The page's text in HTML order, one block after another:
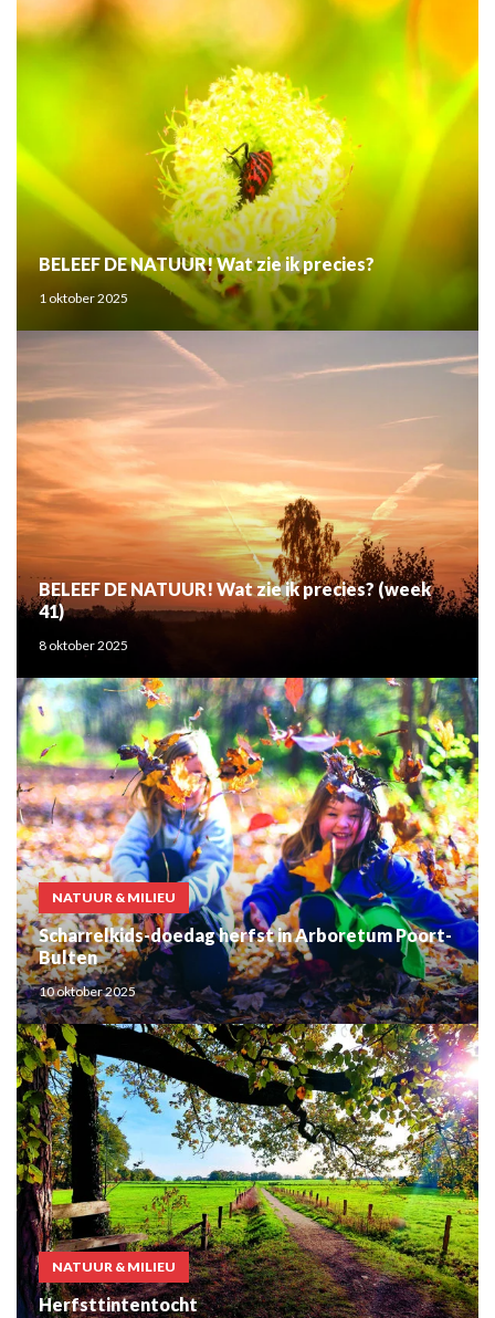
BELEEF DE NATUUR! Wat zie ik precies?
1 oktober 2025
BELEEF DE NATUUR! Wat zie ik precies? (week
41)
8 oktober 2025
NATUUR & MILIEU
Scharrelkids-doedag herfst in Arboretum Poort-
Bulten
10 oktober 2025
NATUUR & MILIEU
Herfsttintentocht